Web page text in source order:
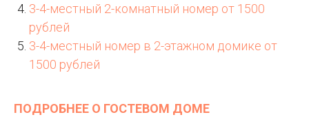
3-4-местный 2-комнатный номер от 1500
рублей
3-4-местный номер в 2-этажном домике от
1500 рублей
ПОДРОБНЕЕ О ГОСТЕВОМ ДОМЕ